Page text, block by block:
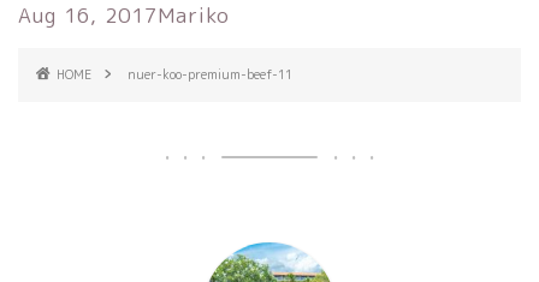
Aug 16, 2017Mariko
HOME nuer-koo-premium-beef-11